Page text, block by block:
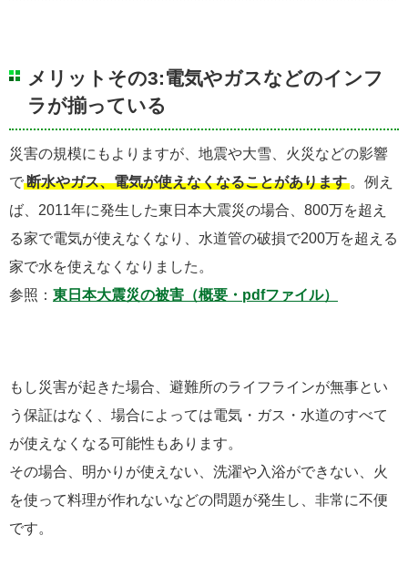
メリットその3:電気やガスなどのインフ
ラが揃っている
災害の規模にもよりますが、地震や大雪、火災などの影響
で断水やガス、電気が使えなくなることがあります 。例え
ば、2011年に発生した東日本大震災の場合、800万を超え
る家で電気が使えなくなり、水道管の破損で200万を超える
家で水を使えなくなりました。
参照： 東日本大震災の被害（概要・pdfファイル）
もし災害が起きた場合、避難所のライフラインが無事とい
う保証はなく、場合によっては電気・ガス・水道のすべて
が使えなくなる可能性もあります。
その場合、明かりが使えない、洗濯や入浴ができない、火
を使って料理が作れないなどの問題が発生し、非常に不便
です。